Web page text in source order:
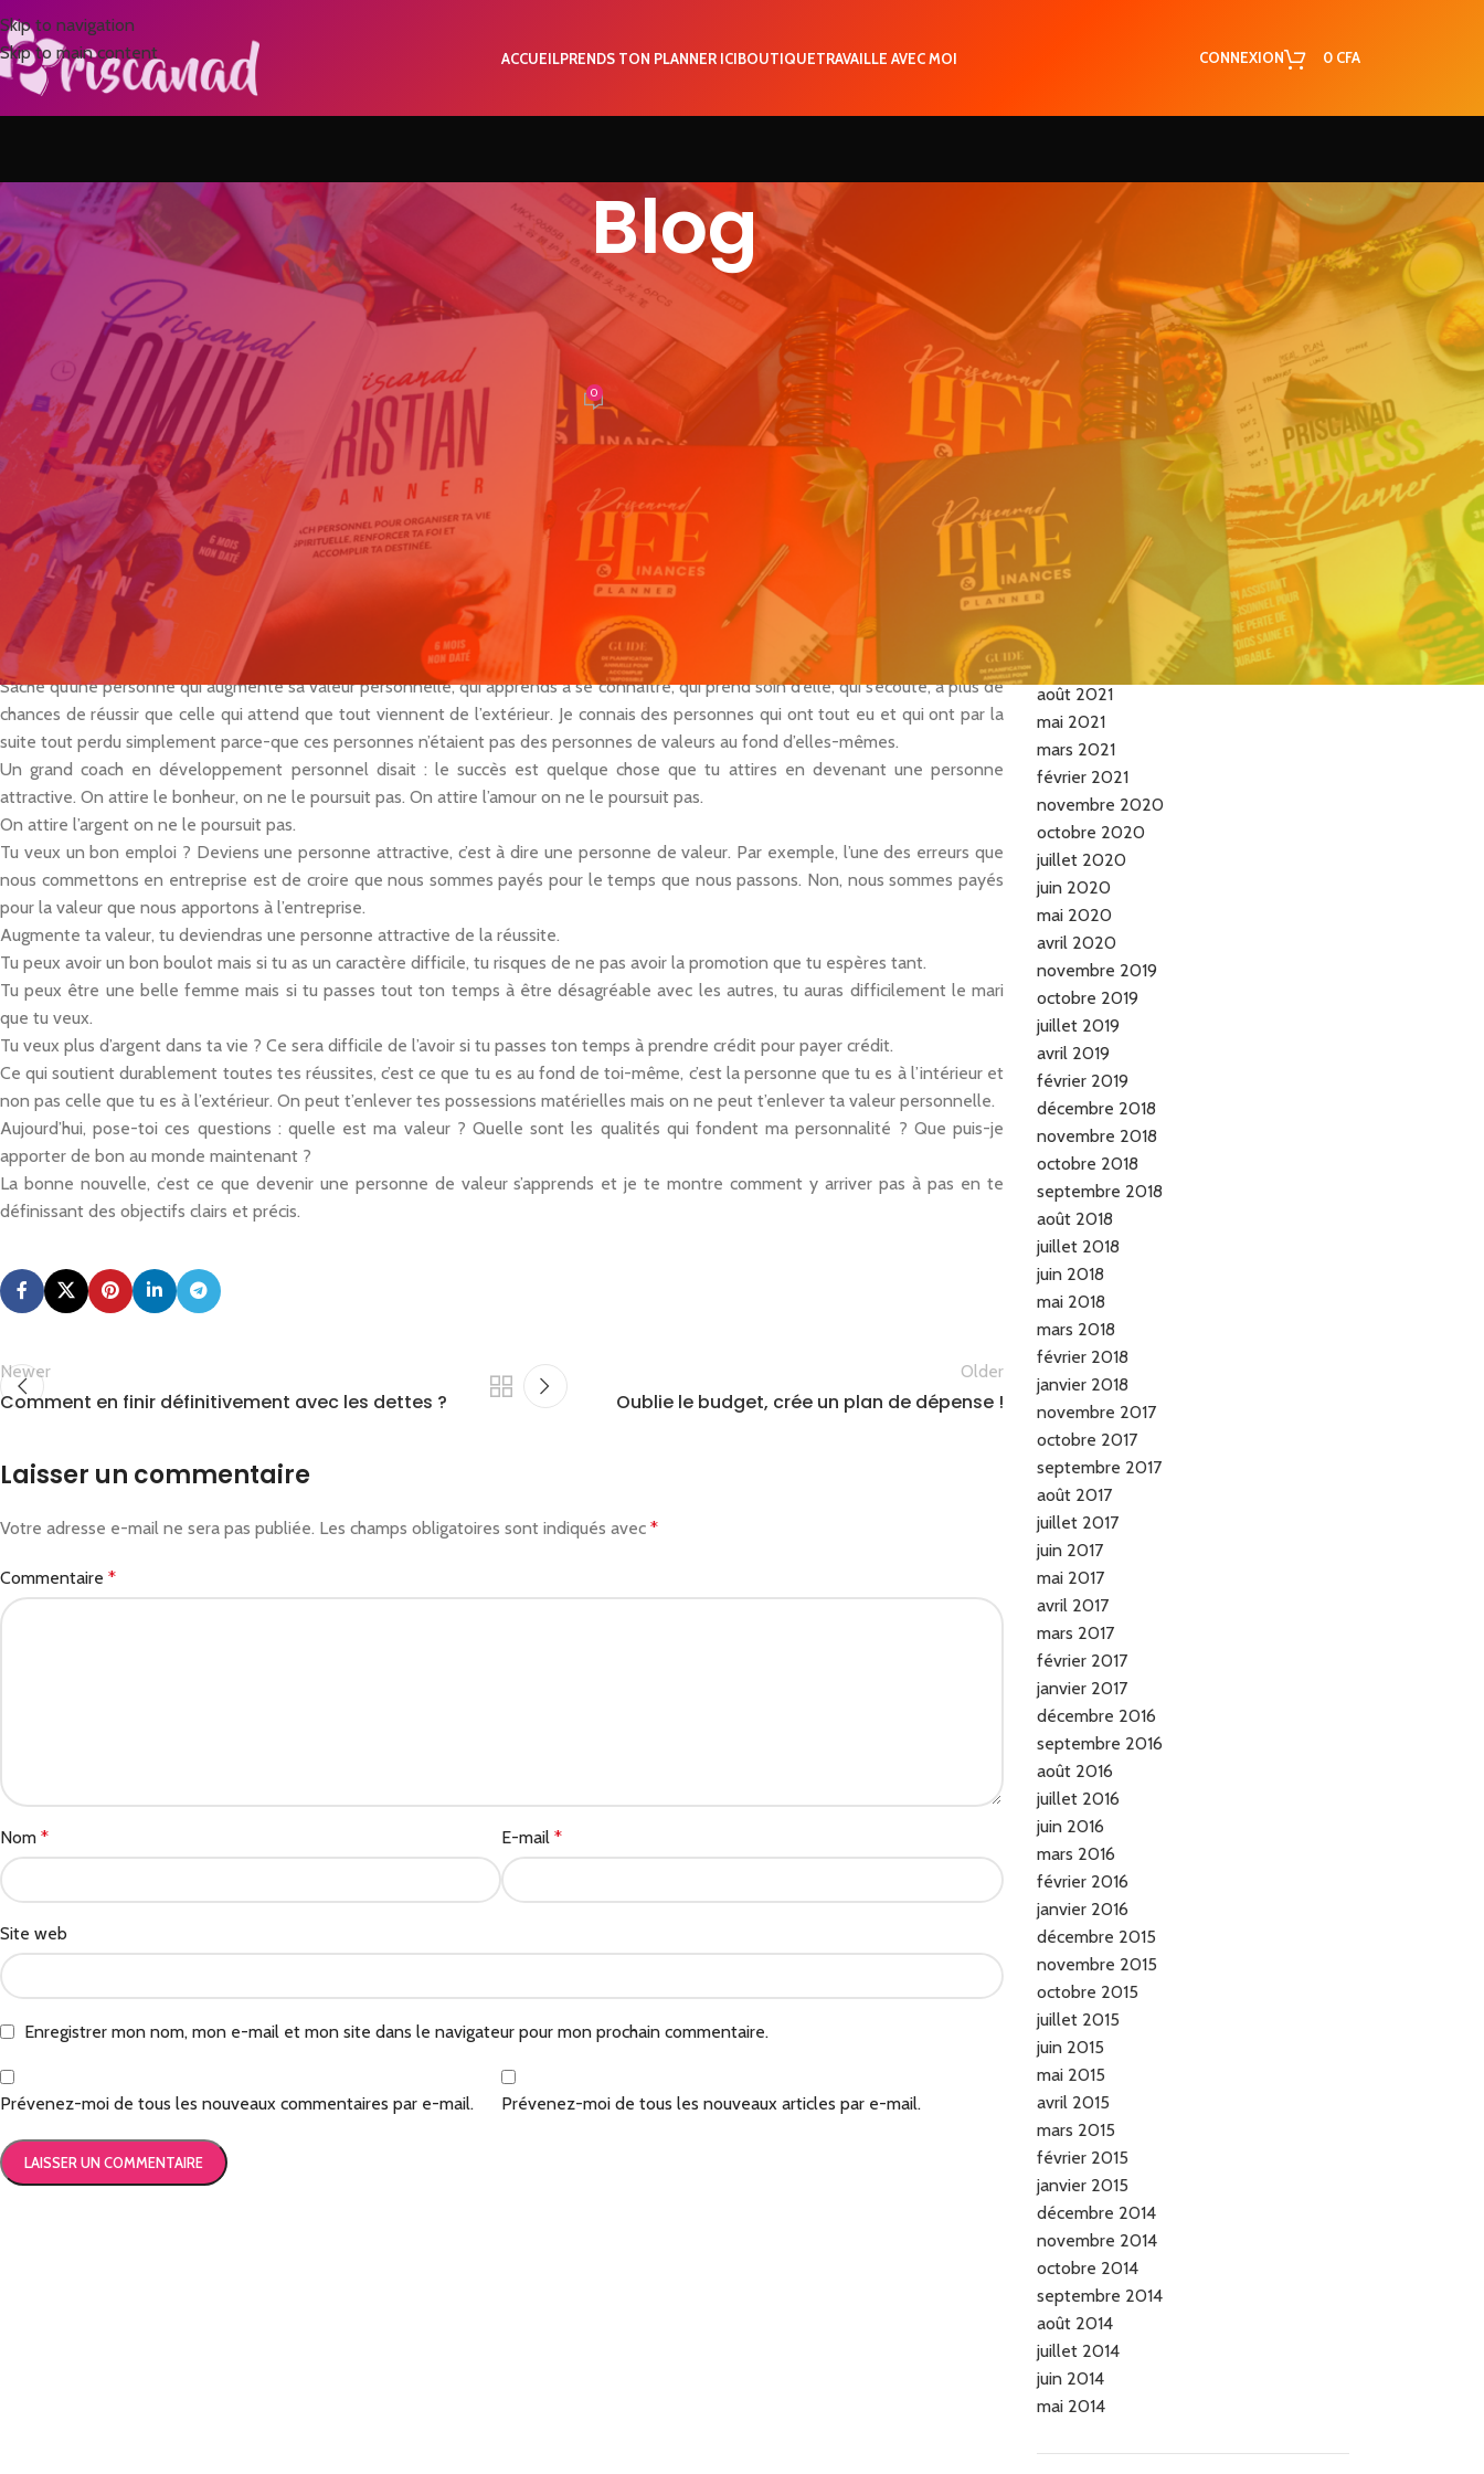
Skip to navigation
Skip to main content
ACCUEILPRENDS TON PLANNER ICIBOUTIQUETRAVAILLE AVEC MOI CONNEXION 0 CFA
Blog
NON CLASSÉ
La seule chose que tu dois faire pour avoir tout ce que tu
souhaites dans la vie
Posted by EVIRadmin 0
Je sais que tu veux attirer plus de bonheur, plus de réussites, plus d’argent dans ta vie. Tu veux un bon boulot, tu veux un bon mari
pour fonder une belle famille. Ces désirs sont totalement légitimes. Il y a en chaque être humain le désir de la grandeur, le désir de
pouvoir contrôler les circonstances de sa vie.
Cependant, entre ce que tu souhaites et ce que tu vis, l’écart est si grand que tu te demande si un jour toi aussi tu seras heureuse.
J’ai longtemps cru qu’être heureuse c’était attendre de recevoir de l’extérieur. J’attendais donc que les autres m’aiment, que les autres
s’intéressent à moi, que les autres me comprennent etc… Chemin faisant et avec les expériences de la vie, je me suis rendue
compte que je faisais fausse route. En fait, tout ce que je souhaite dans la vie, je dois l’attirer moi-même parce-que j’ai tout ce qu’il
faut pour y parvenir. Tu vas me dire comment ?
Sache qu’une personne qui augmente sa valeur personnelle, qui apprends à se connaître, qui prend soin d’elle, qui s’écoute, à plus de
chances de réussir que celle qui attend que tout viennent de l’extérieur. Je connais des personnes qui ont tout eu et qui ont par la
suite tout perdu simplement parce-que ces personnes n’étaient pas des personnes de valeurs au fond d’elles-mêmes.
Un grand coach en développement personnel disait : le succès est quelque chose que tu attires en devenant une personne
attractive. On attire le bonheur, on ne le poursuit pas. On attire l’amour on ne le poursuit pas.
On attire l’argent on ne le poursuit pas.
Tu veux un bon emploi ? Deviens une personne attractive, c’est à dire une personne de valeur. Par exemple, l’une des erreurs que
nous commettons en entreprise est de croire que nous sommes payés pour le temps que nous passons. Non, nous sommes payés
pour la valeur que nous apportons à l’entreprise.
Augmente ta valeur, tu deviendras une personne attractive de la réussite.
Tu peux avoir un bon boulot mais si tu as un caractère difficile, tu risques de ne pas avoir la promotion que tu espères tant.
Tu peux être une belle femme mais si tu passes tout ton temps à être désagréable avec les autres, tu auras difficilement le mari
que tu veux.
Tu veux plus d’argent dans ta vie ? Ce sera difficile de l’avoir si tu passes ton temps à prendre crédit pour payer crédit.
Ce qui soutient durablement toutes tes réussites, c’est ce que tu es au fond de toi-même, c’est la personne que tu es à l’intérieur et
non pas celle que tu es à l’extérieur. On peut t’enlever tes possessions matérielles mais on ne peut t’enlever ta valeur personnelle.
Aujourd’hui, pose-toi ces questions : quelle est ma valeur ? Quelle sont les qualités qui fondent ma personnalité ? Que puis-je
apporter de bon au monde maintenant ?
La bonne nouvelle, c’est ce que devenir une personne de valeur s’apprends et je te montre comment y arriver pas à pas en te
définissant des objectifs clairs et précis.
Newer
Comment en finir définitivement avec les dettes ?
Older
Oublie le budget, crée un plan de dépense !
Laisser un commentaire
Votre adresse e-mail ne sera pas publiée. Les champs obligatoires sont indiqués avec *
Commentaire *
Nom * E-mail*
Site web
Enregistrer mon nom, mon e-mail et mon site dans le navigateur pour mon prochain commentaire.
Prévenez-moi de tous les nouveaux commentaires par e-mail. Prévenez-moi de tous les nouveaux articles par e-mail.
RECENT COMMENTS
Josianedans5 secrets simples
pour garder son homme !
Koukde dans
Voici 3 secrets qui
ont changé ma vie de couple et
qui changeront la tienne !
Les caractéristiques
de la femme vraie…
Archives
mai 2026
septembre 2021
août 2021
mai 2021
mars 2021
février 2021
novembre 2020
octobre 2020
juillet 2020
juin 2020
mai 2020
avril 2020
novembre 2019
octobre 2019
juillet 2019
avril 2019
février 2019
décembre 2018
novembre 2018
octobre 2018
septembre 2018
août 2018
juillet 2018
juin 2018
mai 2018
mars 2018
février 2018
janvier 2018
novembre 2017
octobre 2017
septembre 2017
août 2017
juillet 2017
juin 2017
mai 2017
avril 2017
mars 2017
février 2017
janvier 2017
décembre 2016
septembre 2016
août 2016
juillet 2016
juin 2016
mars 2016
février 2016
janvier 2016
décembre 2015
novembre 2015
octobre 2015
juillet 2015
juin 2015
mai 2015
avril 2015
mars 2015
février 2015
janvier 2015
décembre 2014
novembre 2014
octobre 2014
septembre 2014
août 2014
juillet 2014
juin 2014
mai 2014